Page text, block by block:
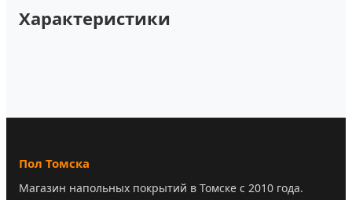
Характеристики
Пол Томска
Магазин напольных покрытий в Томске с 2010 года.